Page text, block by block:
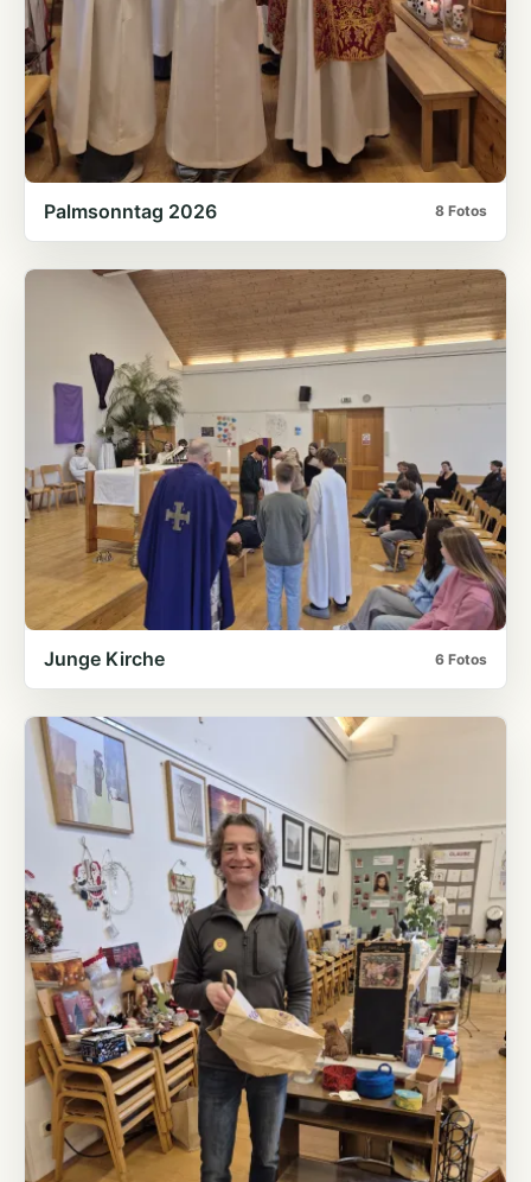
Palmsonntag 2026 8 Fotos
Junge Kirche 6 Fotos